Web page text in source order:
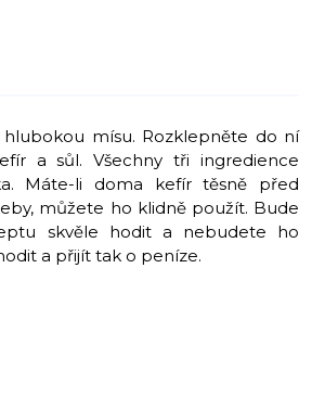
hlubokou mísu. Rozklepněte do ní
a sůl. Všechny tři ingredience
Máte-li doma kefír těsně před
můžete ho klidně použít. Bude
skvěle hodit a nebudete ho
a přijít tak o peníze.